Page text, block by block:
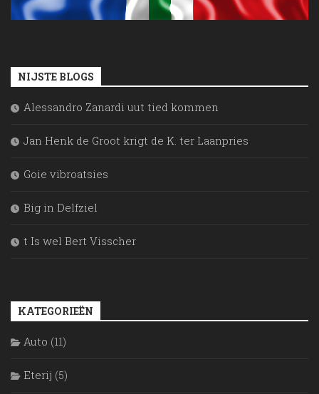
NIJSTE BLOGS
Alessandro Zanardi uut tied kommen
Jan Henk de Groot krigt de K. ter Laanpries
Goie vibroatsies
Big in Delfziel
t Is wel Bert Visscher
KATEGORIEËN
Auto (11)
Eterij (5)